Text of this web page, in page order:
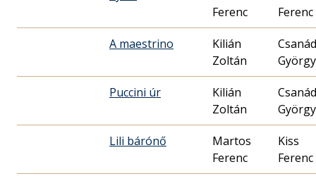
Ferenc
Ferenc
A maestrino
Kilián
Zoltán
György
Puccini úr
Kilián
Zoltán
György
Lili bárónő
Martos
Ferenc
Kiss
Ferenc